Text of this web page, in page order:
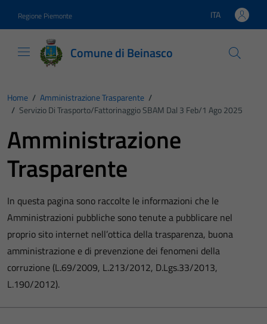
Regione Piemonte Lingua attiva:
ITA
Comune di Beinasco
Home / Amministrazione Trasparente /
/ Servizio Di Trasporto/fattorinaggio SBAM Dal 3 Feb/1 Ago 2025
Amministrazione
Trasparente
In questa pagina sono raccolte le informazioni che le
Amministrazioni pubbliche sono tenute a pubblicare nel
proprio sito internet nell’ottica della trasparenza, buona
amministrazione e di prevenzione dei fenomeni della
corruzione (L.69/2009, L.213/2012, D.Lgs.33/2013,
L.190/2012).